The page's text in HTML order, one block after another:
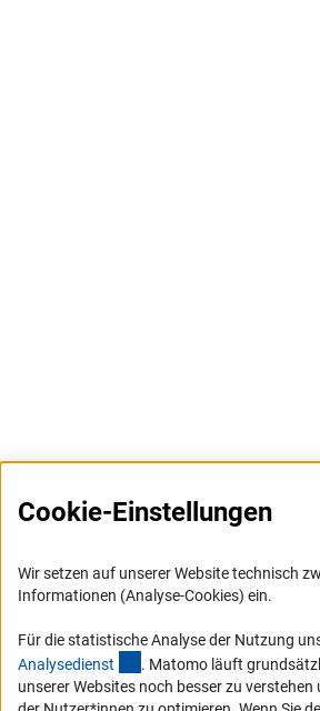
Cookie-Einstellungen
Wir setzen auf unserer Website technisch
Informationen (Analyse-Cookies) ein.
Für die statistische Analyse der Nutzung
Analysedienst (externer Link)
. Matomo läuft
unserer Websites noch besser zu